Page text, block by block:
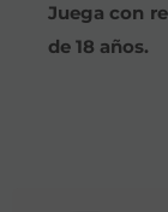
Juega con
de 18 años.